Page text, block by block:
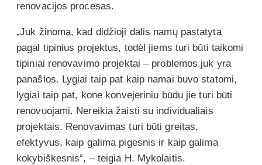
renovacijos procesas.
„Juk žinoma, kad didžioji dalis namų pastatyta
pagal tipinius projektus, todėl jiems turi būti taikomi
tipiniai renovavimo projektai – problemos juk yra
panašios. Lygiai taip pat kaip namai buvo statomi,
lygiai taip pat, kone konvejeriniu būdu jie turi būti
renovuojami. Nereikia žaisti su individualiais
projektais. Renovavimas turi būti greitas,
efektyvus, kaip galima pigesnis ir kaip galima
kokybiškesnis“, – teigia H. Mykolaitis.